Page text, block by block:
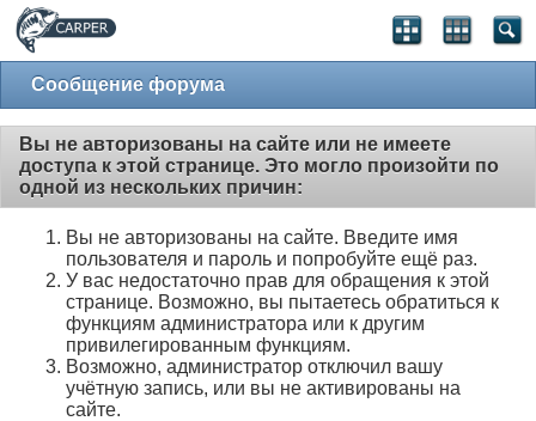
Сообщение форума
Вы не авторизованы на сайте или не имеете
доступа к этой странице. Это могло произойти по
одной из нескольких причин:
Вы не авторизованы на сайте. Введите имя
пользователя и пароль и попробуйте ещё раз.
У вас недостаточно прав для обращения к этой
странице. Возможно, вы пытаетесь обратиться к
функциям администратора или к другим
привилегированным функциям.
Возможно, администратор отключил вашу
учётную запись, или вы не активированы на
сайте.